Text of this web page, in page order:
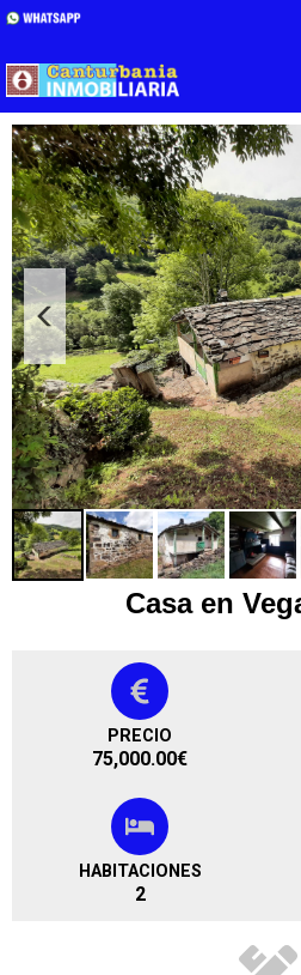
Casa en
PRECIO
75,000.00€
HABITACIONES
2